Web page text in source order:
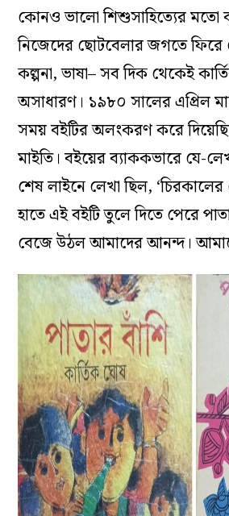
কোনও ভালো শিশুসাহিত্যের মতো
নিজেদের ছোটবেলার জগতে ফিরে
কল্পনা, ভাষা– সব দিক থেকেই
অসাধারণ। ১৯৮০ সালের এপ্রিল
সময় বইটির অলংকরণ করে
মাইতি। বইয়ের ব্যাককভারে যে-
শেষ লাইনে লেখা ছিল,
হাতে এই বইটি তুলে দিতে পেরে
বেজে উঠল আমাদের আনন্দ।